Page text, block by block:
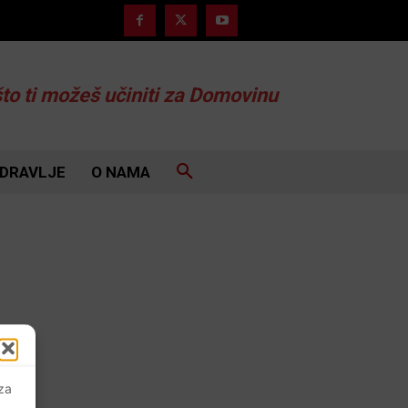
ti možeš učiniti za Domovinu
O NAMA